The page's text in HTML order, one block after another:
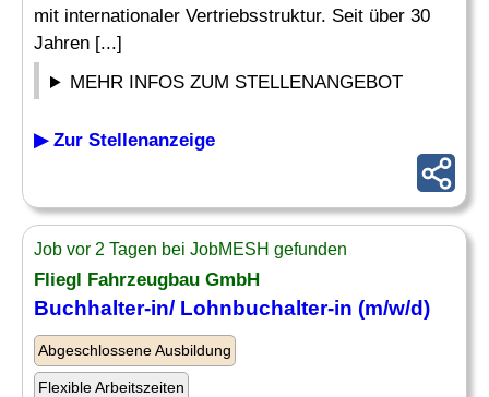
mit internationaler Vertriebsstruktur. Seit über 30
Jahren [...]
MEHR INFOS ZUM STELLENANGEBOT
▶ Zur Stellenanzeige
Job vor 2 Tagen bei JobMESH gefunden
Fliegl Fahrzeugbau GmbH
Buchhalter-in/ Lohnbuchalter-in (m/w/d)
Abgeschlossene Ausbildung
Flexible Arbeitszeiten